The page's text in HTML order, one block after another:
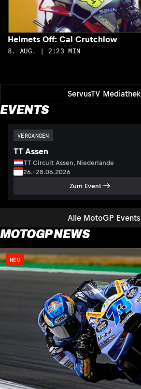
ServusTV Mediathek
Helmets Off: Cal Crutchlow
8. AUG. | 2:23 MIN
EVENTS
Alle MotoGP Events
VERGANGEN
TT Assen
TT Circuit Assen, Niederlande
26.–28.06.2026
Zum Event
MOTOGP NEWS
NEU